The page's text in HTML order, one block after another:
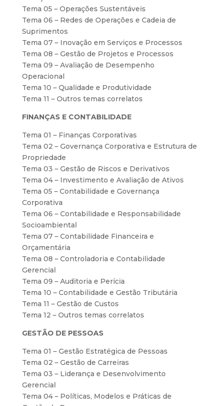
Tema 05 – Operações Sustentáveis
Tema 06 – Redes de Operações e Cadeia de
Suprimentos
Tema 07 – Inovação em Serviços e Processos
Tema 08 – Gestão de Projetos e Processos
Tema 09 – Avaliação de Desempenho
Operacional
Tema 10 – Qualidade e Produtividade
Tema 11 – Outros temas correlatos
FINANÇAS E CONTABILIDADE
Tema 01 – Finanças Corporativas
Tema 02 – Governança Corporativa e Estrutura de
Propriedade
Tema 03 – Gestão de Riscos e Derivativos
Tema 04 – Investimento e Avaliação de Ativos
Tema 05 – Contabilidade e Governança
Corporativa
Tema 06 – Contabilidade e Responsabilidade
Socioambiental
Tema 07 – Contabilidade Financeira e
Orçamentária
Tema 08 – Controladoria e Contabilidade
Gerencial
Tema 09 – Auditoria e Perícia
Tema 10 – Contabilidade e Gestão Tributária
Tema 11 – Gestão de Custos
Tema 12 – Outros temas correlatos
GESTÃO DE PESSOAS
Tema 01 – Gestão Estratégica de Pessoas
Tema 02 – Gestão de Carreiras
Tema 03 – Liderança e Desenvolvimento
Gerencial
Tema 04 – Políticas, Modelos e Práticas de